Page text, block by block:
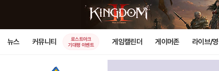
뉴스 커뮤니티
로스트아크
기대평 이벤트
게임캘린더 게이머존 라이브/